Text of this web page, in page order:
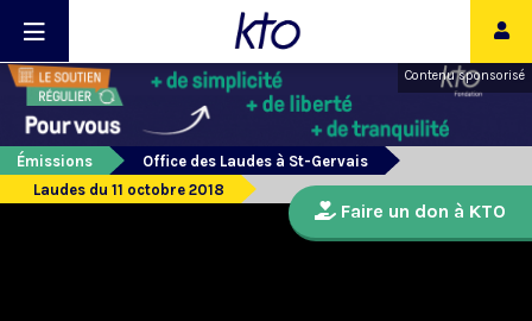
Contenu sponsorisé
Émissions
Office des Laudes à St-Gervais
Laudes du 11 octobre 2018
Faire un don à KTO